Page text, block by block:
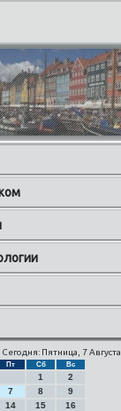
Сегодня: Пятница, 7 Августа
Пт Сб Вс
1
2
7 8
9
14 15
16